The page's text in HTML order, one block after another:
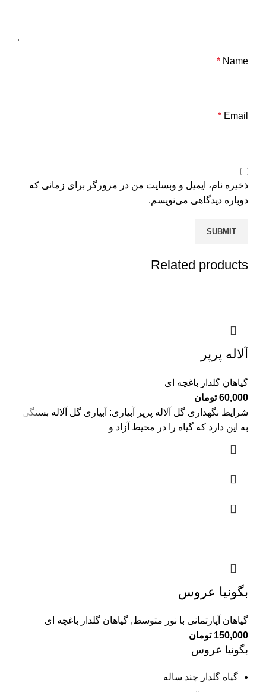
Name
*
Email
*
ذخیره نام، ایمیل و وبسایت من در مرورگر برای زمانی که
دوباره دیدگاهی می‌نویسم.
Related products
آلاله پرپر
گیاهان گلدار باغچه ای
60,000 تومان
شرایط نگهداری گل آلاله پرپر آبیاری: آبیاری گل آلاله بستگی
به این دارد که گیاه را در محیط آزاد و
بگونیا عروس
گیاهان آپارتمانی با نور متوسط, گیاهان گلدار باغچه ای
150,000 تومان
بگونیا عروس
گیاه گلدار چند ساله